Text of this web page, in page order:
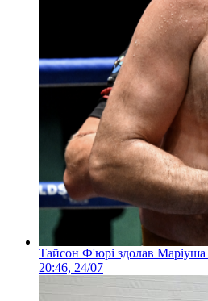
Тайсон Ф'юрі здолав Маріуша
20:46, 24/07